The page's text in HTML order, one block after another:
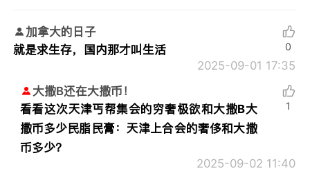
加拿大的日子
就是求生存，国内那才叫生活
2025-09-01 17:35
0
大撒B还在大撒币！
看看这次天津丐帮集会的穷奢极欲和大撒B大
撒币多少民脂民膏： 天津上合会的奢侈和大撒
币多少？
2025-09-02 11:40
1